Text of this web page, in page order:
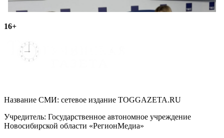
16+
Название СМИ: cетевое издание TOGGAZETA.RU
Учредитель: Государственное автономное учреждение
Новосибирской области «РегионМедиа»